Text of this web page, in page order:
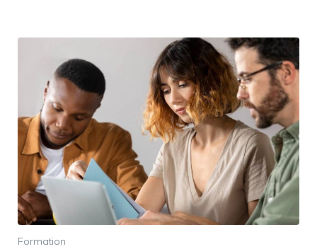
Formation